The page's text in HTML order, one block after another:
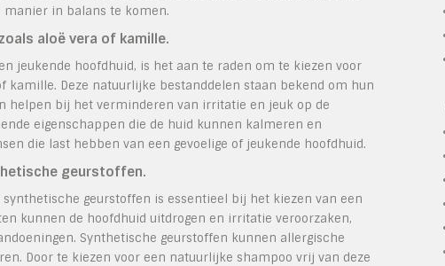
manier in balans te komen.
aloë vera of kamille.
jeukende hoofdhuid, is het aan te raden om te kiezen voor
Deze natuurlijke bestanddelen staan bekend om hun
helpen bij het verminderen van irritatie en jeuk op de
eigenschappen die de huid kunnen kalmeren en
die last hebben van een gevoelige of jeukende hoofdhuid.
geurstoffen.
geurstoffen is essentieel bij het kiezen van een
kunnen de hoofdhuid uitdrogen en irritatie veroorzaken,
Synthetische geurstoffen kunnen allergische
Door te kiezen voor een natuurlijke shampoo vrij van deze